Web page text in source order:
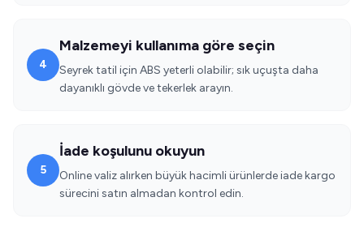
4
Malzemeyi kullanıma göre seçin
Seyrek tatil için ABS yeterli olabilir; sık uçuşta daha
dayanıklı gövde ve tekerlek arayın.
5
İade koşulunu okuyun
Online valiz alırken büyük hacimli ürünlerde iade kargo
sürecini satın almadan kontrol edin.